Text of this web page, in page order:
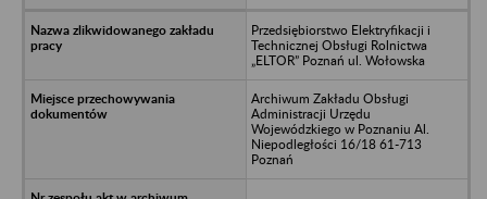
Przedsiębiorstwo Elektryfikacji i
Technicznej Obsługi Rolnictwa
„ELTOR” Poznań ul. Wołowska
Archiwum Zakładu Obsługi
Administracji Urzędu
Wojewódzkiego w Poznaniu Al.
Niepodległości 16/18 61-713
Poznań